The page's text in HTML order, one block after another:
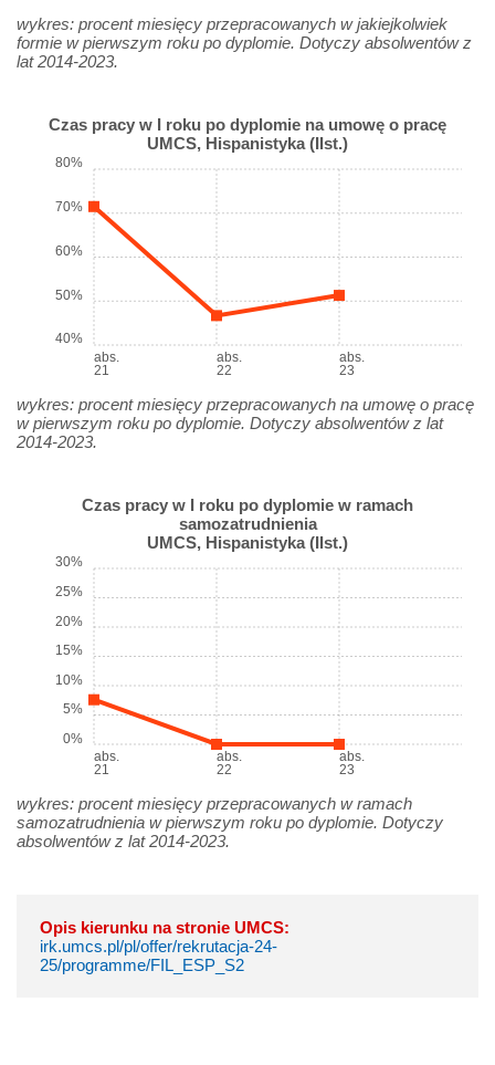
wykres: procent miesięcy przepracowanych w jakiejkolwiek
formie w pierwszym roku po dyplomie. Dotyczy absolwentów z
lat 2014-2023.
Czas pracy w I roku po dyplomie na umowę o pracę
UMCS, Hispanistyka (IIst.)
abs.
21
abs.
22
abs.
23
40%
50%
60%
70%
80%
wykres: procent miesięcy przepracowanych na umowę o pracę
w pierwszym roku po dyplomie. Dotyczy absolwentów z lat
2014-2023.
Czas pracy w I roku po dyplomie w ramach
samozatrudnienia
UMCS, Hispanistyka (IIst.)
abs.
21
abs.
22
abs.
23
0%
5%
10%
15%
20%
25%
30%
wykres: procent miesięcy przepracowanych w ramach
samozatrudnienia w pierwszym roku po dyplomie. Dotyczy
absolwentów z lat 2014-2023.
Opis kierunku na stronie UMCS:
irk.umcs.pl/pl/offer/rekrutacja-24-
25/programme/FIL_ESP_S2